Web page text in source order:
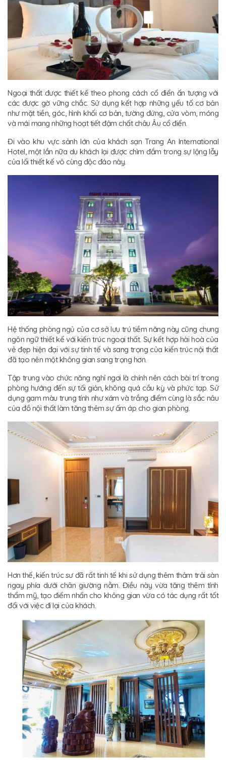
Ngoại thất được thiết kế theo phong cách cổ điển ấn tượng với
các được gờ vững chắc. Sử dụng kết hợp những yếu tố cơ bản
như mặt tiền, góc, hình khối cơ bản, tường đứng, cửa vòm, móng
và mái mang những hoạt tiết đậm chất châu Âu cổ điển.
Đi vào khu vực sảnh lớn của khách sạn Trang An International
Hotel, một lần nữa du khách lại được chìm đắm trong sự lộng lẫy
của lối thiết kế vô cùng độc đáo này.
Hệ thống phòng ngủ của cơ sở lưu trú tiềm năng này cũng chung
ngôn ngữ thiết kế với kiến trúc ngoại thất. Sự kết hợp hài hoà của
vẻ đẹp hiện đại với sự tinh tế và sang trọng của kiến trúc nội thất
đã tạo nên một không gian sang trọng hơn.
Tập trung vào chức năng nghỉ ngơi là chính nên cách bài trí trong
phòng hướng đến sự tối giản, không quá cầu kỳ và phức tạp. Sử
dụng gam màu trung tính như xám và trắng điểm cùng là sắc nâu
của đồ nội thất làm tăng thêm sự ấm áp cho gian phòng.
Hơn thế, kiến trúc sư đã rất tinh tế khi sử dụng thêm thảm trải sàn
ngay phía dưới chân giường nằm. Điều này vừa tăng thêm tính
thẩm mỹ, tạo điểm nhấn cho không gian vừa có tác dụng rất tốt
đối với việc đi lại của khách.